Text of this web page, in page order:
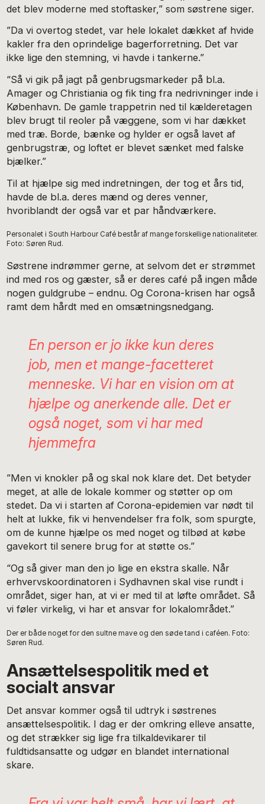
det blev moderne med stoftasker,” som søstrene siger.
”Da vi overtog stedet, var hele lokalet dækket af hvide
kakler fra den oprindelige bagerforretning. Det var
ikke lige den stemning, vi havde i tankerne.”
“Så vi gik på jagt på genbrugsmarkeder på bl.a.
Amager og Christiania og fik ting fra nedrivninger inde i
København. De gamle trappetrin ned til kælderetagen
blev brugt til reoler på væggene, som vi har dækket
med træ. Borde, bænke og hylder er også lavet af
genbrugstræ, og loftet er blevet sænket med falske
bjælker.”
Til at hjælpe sig med indretningen, der tog et års tid,
havde de bl.a. deres mænd og deres venner,
hvoriblandt der også var et par håndværkere.
Personalet i South Harbour Café består af mange forskellige nationaliteter.
Foto: Søren Rud.
Søstrene indrømmer gerne, at selvom det er strømmet
ind med ros og gæster, så er deres café på ingen måde
nogen guldgrube – endnu. Og Corona-krisen har også
ramt dem hårdt med en omsætningsnedgang.
En person er jo ikke kun deres
job, men et mange-facetteret
menneske. Vi har en vision om at
hjælpe og anerkende alle. Det er
også noget, som vi har med
hjemmefra
”Men vi knokler på og skal nok klare det. Det betyder
meget, at alle de lokale kommer og støtter op om
stedet. Da vi i starten af Corona-epidemien var nødt til
helt at lukke, fik vi henvendelser fra folk, som spurgte,
om de kunne hjælpe os med noget og tilbød at købe
gavekort til senere brug for at støtte os.”
“Og så giver man den jo lige en ekstra skalle. Når
erhvervskoordinatoren i Sydhavnen skal vise rundt i
området, siger han, at vi er med til at løfte området. Så
vi føler virkelig, vi har et ansvar for lokalområdet.”
Der er både noget for den sultne mave og den søde tand i caféen. Foto:
Søren Rud.
Ansættelsespolitik med et
socialt ansvar
Det ansvar kommer også til udtryk i søstrenes
ansættelsespolitik. I dag er der omkring elleve ansatte,
og det strækker sig lige fra tilkaldevikarer til
fuldtidsansatte og udgør en blandet international
skare.